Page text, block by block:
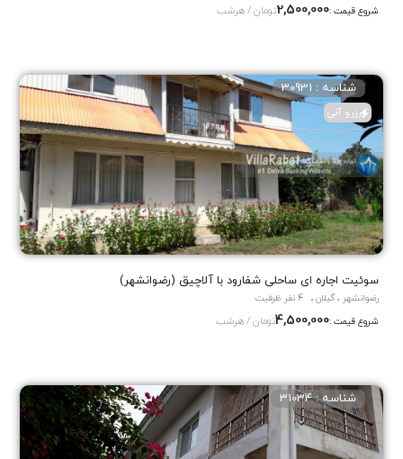
شروع قیمت :2,500,000تومان / هرشب
سوئیت اجاره ای ساحلی شفارود با آلاچیق (رضوانشهر)
شناسه : 30931
رزرو آنی
رضوانشهر ، گیلان
4 نفر ظرفیت
شروع قیمت :4,500,000تومان / هرشب
شناسه : 31034